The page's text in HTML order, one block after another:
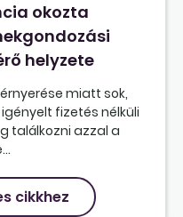
okozta
helyzete
miatt sok,
fizetés nélküli
találkozni azzal a
cikkhez